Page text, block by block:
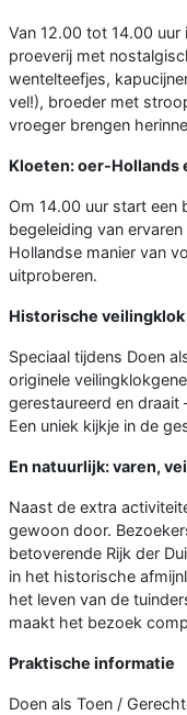
Van 12.00 tot 14.00
proeverij met
wentelteefjes,
vel!), broeder met
vroeger brengen
Kloeten: oer-Hollands
Om 14.00 uur start een
begeleiding van
Hollandse manier van
uitproberen.
Historische
Speciaal tijdens Doen
originele
gerestaureerd en draait
Een uniek kijkje in de
En natuurlijk: varen,
Naast de extra
gewoon door.
betoverende Rijk der
in het historische
het leven van de
maakt het bezoek
Praktische informatie
Doen als Toen /